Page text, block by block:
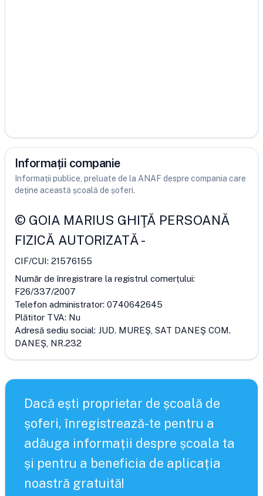
Informații companie
Informații publice, preluate de la ANAF despre compania care
deține această școală de șoferi.
© GOIA MARIUS GHIŢĂ PERSOANĂ
FIZICĂ AUTORIZATĂ-
CIF/CUI: 21576155
Număr de înregistrare la registrul comerțului:
F26/337/2007
Telefon administrator: 0740642645
Plătitor TVA: Nu
Adresă sediu social: JUD. MUREŞ, SAT DANEŞ COM.
DANEŞ, NR.232
Dacă ești proprietar de școală de
șoferi, înregistrează-te pentru a
adăuga informații despre școala ta
și pentru a beneficia de aplicația
noastră gratuită!